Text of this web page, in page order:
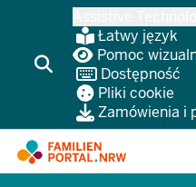
głównej
Łatwy język
Pomoc
Dostępność
Pliki cookie
Zamówienia i